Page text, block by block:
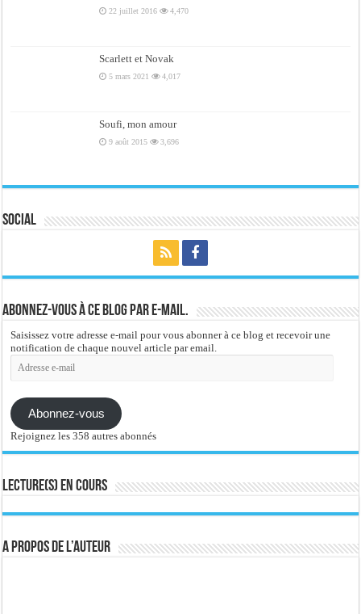
22 juillet 2016 4,470
Scarlett et Novak
5 mars 2021 4,017
Soufi, mon amour
9 août 2015 3,696
Social
Abonnez-vous à ce blog par e-mail.
Saisissez votre adresse e-mail pour vous abonner à ce blog et recevoir une
notification de chaque nouvel article par email.
Adresse
e-
Abonnez-vous
Rejoignez les 358 autres abonnés
Lecture(s) en cours
A propos de l’auteur